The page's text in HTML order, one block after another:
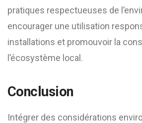
pratiques respectueuses de
encourager une utilisation
installations et promouvoir la
l’écosystème local.​
Conclusion
Intégrer des considérations